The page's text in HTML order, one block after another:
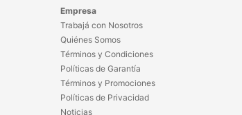
Empresa
Trabajá con Nosotros
Quiénes Somos
Términos y Condiciones
Políticas de Garantía
Términos y Promociones
Políticas de Privacidad
Noticias